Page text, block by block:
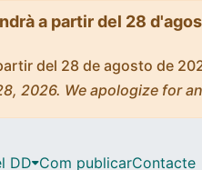
a partir del 28
del 28 de agosto de
2026. We apologize for
DD Com publicarContacte